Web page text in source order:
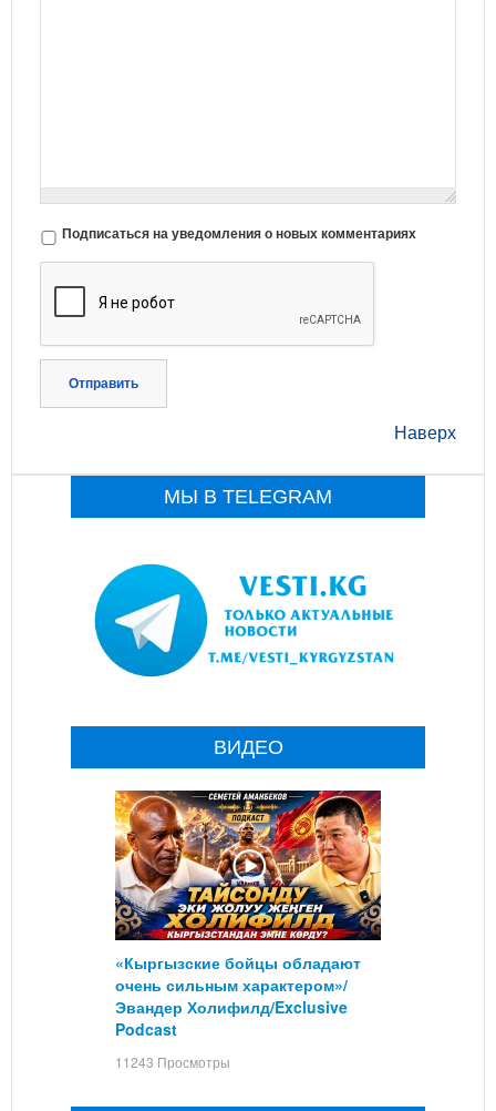
Подписаться на уведомления о новых комментариях
Отправить
Наверх
МЫ В TELEGRAM
ВИДЕО
«Кыргызские бойцы обладают
очень сильным характером»/
Эвандер Холифилд/Exclusive
Podcast
11243 Просмотры